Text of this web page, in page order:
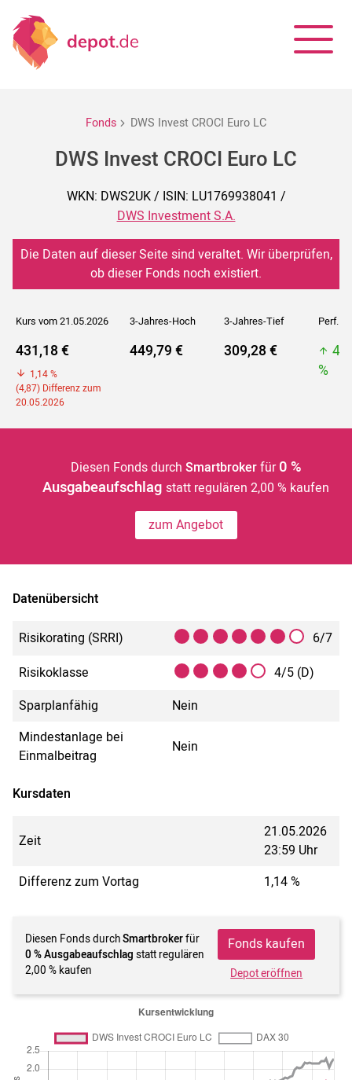
Fonds DWS Invest CROCI Euro LC
DWS Invest CROCI Euro LC
WKN: DWS2UK / ISIN: LU1769938041 /
DWS Investment S.A.
Die Daten auf dieser Seite sind veraltet. Wir überprüfen,
ob dieser Fonds noch existiert.
Kurs vom 21.05.2026 3-Jahres-Hoch 3-Jahres-Tief Perf. 5J
431,18 €
1,14 %
(4,87) Differenz zum
20.05.2026
449,79 € 309,28 €
%
Diesen Fonds durch Smartbrokerfür 0 %
Ausgabeaufschlagstatt regulären 2,00 % kaufen
zum Angebot
Datenübersicht
Risikorating (SRRI)
6/7
Risikoklasse
4/5 (D)
Sparplanfähig
Nein
Mindestanlage bei
Einmalbeitrag
Nein
Kursdaten
Zeit
21.05.2026
23:59 Uhr
Differenz zum Vortag
1,14 %
Diesen Fonds durchSmartbrokerfür
0 % Ausgabeaufschlag statt regulären
2,00 % kaufen
Fonds kaufen
Depot eröffnen